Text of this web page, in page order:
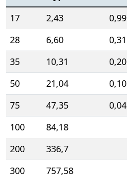
17
2,43 0,99
28
6,60 0,31
35
10,31 0,20
50
21,04 0,10
75
47,35 0,04
100
84,18
200
336,7
300
757,58